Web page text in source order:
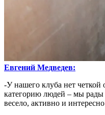
Евгений Медведев:
-У нашего клуба нет
категорию людей – мы рады
весело, активно и